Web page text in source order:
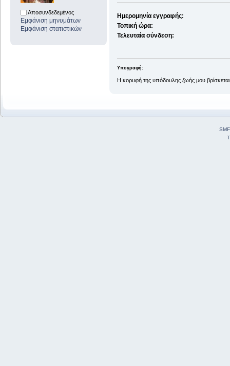
Αποσυνδεδεμένος
Εμφάνιση μηνυμάτων
Εμφάνιση στατιστικών
Ημερομηνία εγγραφής:
Τοπική ώρα:
Τελευταία σύνδεση:
Υπογραφή:
Η κορυφή της υπόδουλης ζωής μου